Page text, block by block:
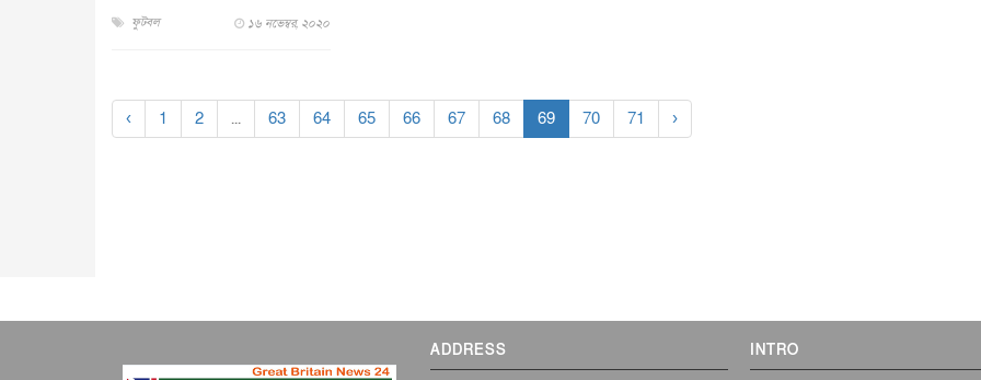
ফুটবল ১৬ নভেম্বর, ২০২০
‹ 1 2 ... 63 64 65 66 67 68 69 70 71 ›
ADDRESS INTRO